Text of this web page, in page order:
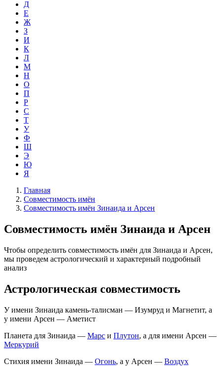
Д
Е
Ж
З
И
К
Л
М
Н
О
П
Р
С
Т
У
Ф
Ш
Э
Ю
Я
Главная
Совместимость имён
Совместимость имён Зинаида и Арсен
Совместимость имён Зинаида и Арсен
Чтобы определить совместимость имён для Зинаида и Арсен,
мы проведем астрологический и характерный подробный
анализ
Астрологическая совместимость
У имени Зинаида камень-талисман — Изумруд и Магнетит, а
у имени Арсен — Аметист
Планета для Зинаида — Марс и Плутон, а для имени Арсен —
Меркурий
Стихия имени Зинаида — Огонь, а у Арсен — Воздух